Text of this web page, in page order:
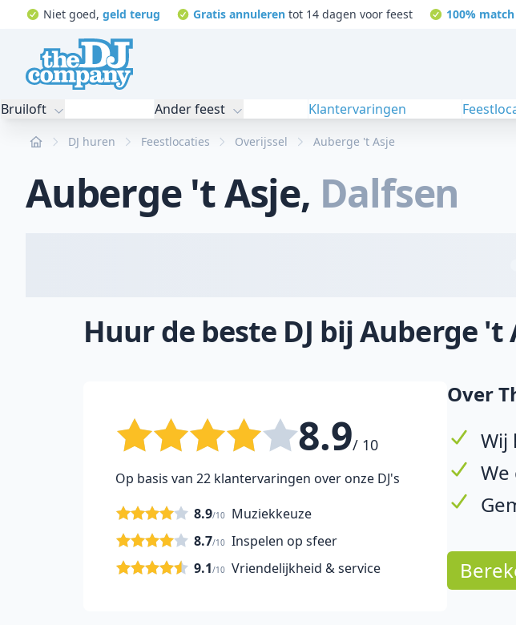
Niet goed, geld terug Gratis annuleren tot 14 dagen voor feest 100% match
Bruiloft Ander feest Klantervaringen
Home DJ huren Feestlocaties Overijssel Auberge 't Asje
Auberge 't Asje, Dalfsen
Huur de beste DJ bij Auberge 't
8.9/ 10
Op basis van 22 klantervaringen over onze DJ's
Muziekkeuze
8.9/10
Inspelen op sfeer
8.7/10
Vriendelijkheid & service
9.1/10
Over
Wij